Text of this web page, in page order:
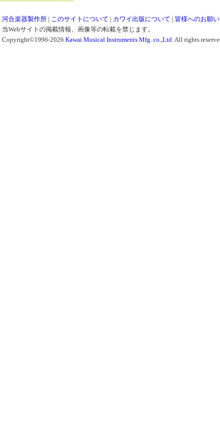
河合楽器製作所 | このサイトについて | カワイ出版について | 皆様へのお願い
当Webサイトの掲載情報、画像等の転載を禁じます。
Copyright©1996-2026 Kawai Musical Instruments Mfg. co.,Ltd.All rights